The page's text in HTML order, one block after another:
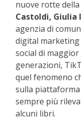
nuove rotte
Castoldi, Giulia
agenzia di
digital marketing
social di
generazioni,
quel fenomeno
sulla piattaforma
sempre più
alcuni libri.